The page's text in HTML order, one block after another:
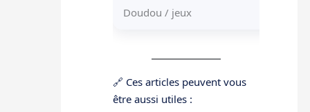
Doudou / jeux
🔗 Ces articles peuvent vous
être aussi utiles :